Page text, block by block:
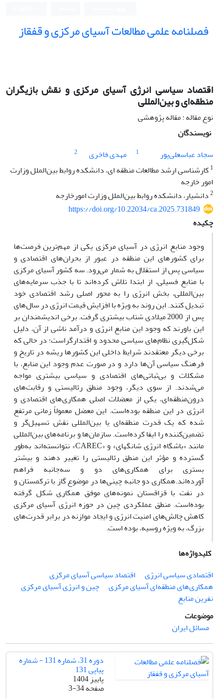
فصلنامه علمی مطالعات آسیای مرکزی و قفقاز
اقتصاد سیاسی انرژی آسیای مرکزی و نقش بازیگران
منطقه‌ای و بین‌المللی
نوع مقاله : مقاله پژوهشی
نویسندگان
سجاد عباسعلی‌پور
1 مهدی فاخری
2
1کارشناسی ارشد مطالعات منطقه ای، دانشکده روابط بین‌الملل وزارت
امور خارجه
2دانشیار، دانشکده روابط بین‌الملل وزارت امورخارجه
https://doi.org/10.22034/ca.2025.731849
چکیده
وجود منابع انرژی در آسیای مرکزی یکی از مهم‌ترین فرصت‌ها
برای کشورهای این منطقه در عبور از بحران‌های اقتصادی و
سیاسی پس از استقلال به شمار می‌رود. سه کشور آسیای مرکزی
با منابع فسیلی، از ابتدا تلاش کرده‌اند تا با جذب سرمایه‌های
بین‌المللی، بخش انرژی را به محور اصلی رشد اقتصادی خود
تبدیل کنند. این روند به ویژه با افزایش قیمت انرژی در سال‌های
پس از 2000 میلادی شتاب بیشتری گرفت. برخی اندیشمندان بر
این باورند که وجود این منابع انرژی و درآمد ناشی از آن، دلیل
شکل‌گیری نظام‌های سیاسی محدود و اقتدارگراست؛ در حالی که
برخی دیگر معتقدند شرایط داخلی این کشورها ریشه در تاریخ و
فرهنگ سیاسی آن‌ها دارد و در صورت عدم وجود این منابع، با
مشکلات و بی‌ثباتی‌های اقتصادی و سیاسی بیشتری مواجه
می‌شدند. از سوی دیگر، وجود منطق رئالیستی و رقابت‌های
درون‌منطقه‌ای، یکی از معضلات اصلی همکاری‌های اقتصادی و
انرژی در این منطقه بوده‌است. این معضل معمولاً زمانی مرتفع
شده که یک قدرت منطقه‌ای یا بین‌المللی نقش تسهیل‌گر و
تضمین‌کننده را ایفا کرده‌است. سازمان‌ها و برنامه‌های بین‌المللی
مانند «باشگاه انرژی شانگهای» و «CAREC» نتوانسته‌اند به‌طور
گسترده و مؤثر این منطق رئالیستی را تغییر دهند و بیشتر
بستری برای همکاری‌های دو و سه‌جانبه فراهم
آورده‌اند.همکاری دو جانبه چینی‌ها در موضوع گاز با ترکمستان و
در نفت با قزاقستان نمونه‌های موفق همکاری شکل گرفته
بوده‌است. منطق عملکردی چین در حوزه انرژی آسیای مرکزی
کاهش چالش‌های امنیت انرژی و ایجاد موازنه در برابر قدرت‌های
بزرگ، به ویژه روسیه، بوده است.
کلیدواژه‌ها
اقتصادی سیاسی انرژی
اقتصاد سیاسی آسیای مرکزی
همکاری‌های منطقه‌ای آسیای مرکزی
چین و انرژی آسیای مرکزی
نفرین منابع
موضوعات
مسائل ایران
دوره 31، شماره 131 - شماره
پیاپی 131
پاییز 1404
صفحه3-34